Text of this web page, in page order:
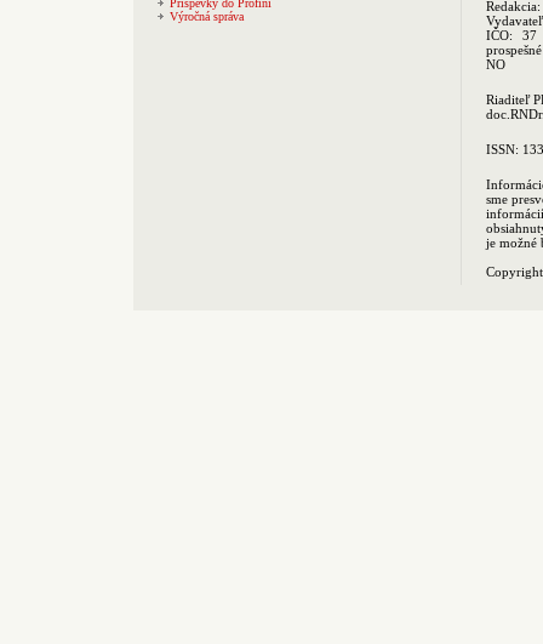
Príspevky do Profini
Výročná správa
Redakcia:
IČO: 37
NO
Riaditeľ
ISSN:
sme
je možné